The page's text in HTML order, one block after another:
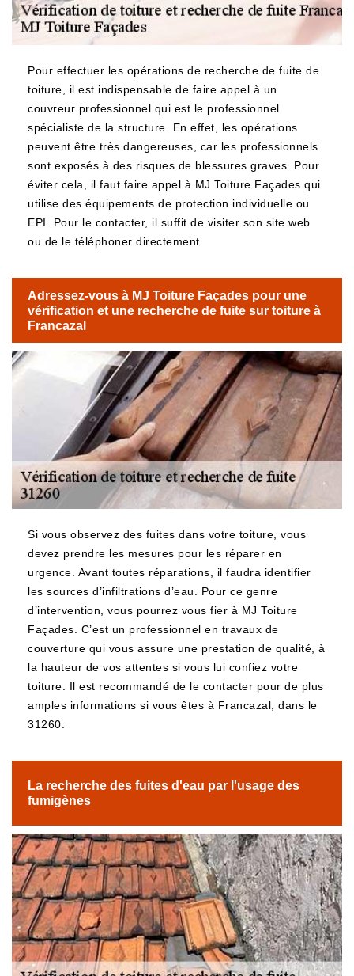
Pour effectuer les opérations de recherche de fuite de
toiture, il est indispensable de faire appel à un
couvreur professionnel qui est le professionnel
spécialiste de la structure. En effet, les opérations
peuvent être très dangereuses, car les professionnels
sont exposés à des risques de blessures graves. Pour
éviter cela, il faut faire appel à MJ Toiture Façades qui
utilise des équipements de protection individuelle ou
EPI. Pour le contacter, il suffit de visiter son site web
ou de le téléphoner directement.
Adressez-vous à MJ Toiture Façades pour une
vérification et une recherche de fuite sur toiture à
Francazal
Si vous observez des fuites dans votre toiture, vous
devez prendre les mesures pour les réparer en
urgence. Avant toutes réparations, il faudra identifier
les sources d’infiltrations d’eau. Pour ce genre
d’intervention, vous pourrez vous fier à MJ Toiture
Façades. C’est un professionnel en travaux de
couverture qui vous assure une prestation de qualité, à
la hauteur de vos attentes si vous lui confiez votre
toiture. Il est recommandé de le contacter pour de plus
amples informations si vous êtes à Francazal, dans le
31260.
La recherche des fuites d'eau par l'usage des
fumigènes